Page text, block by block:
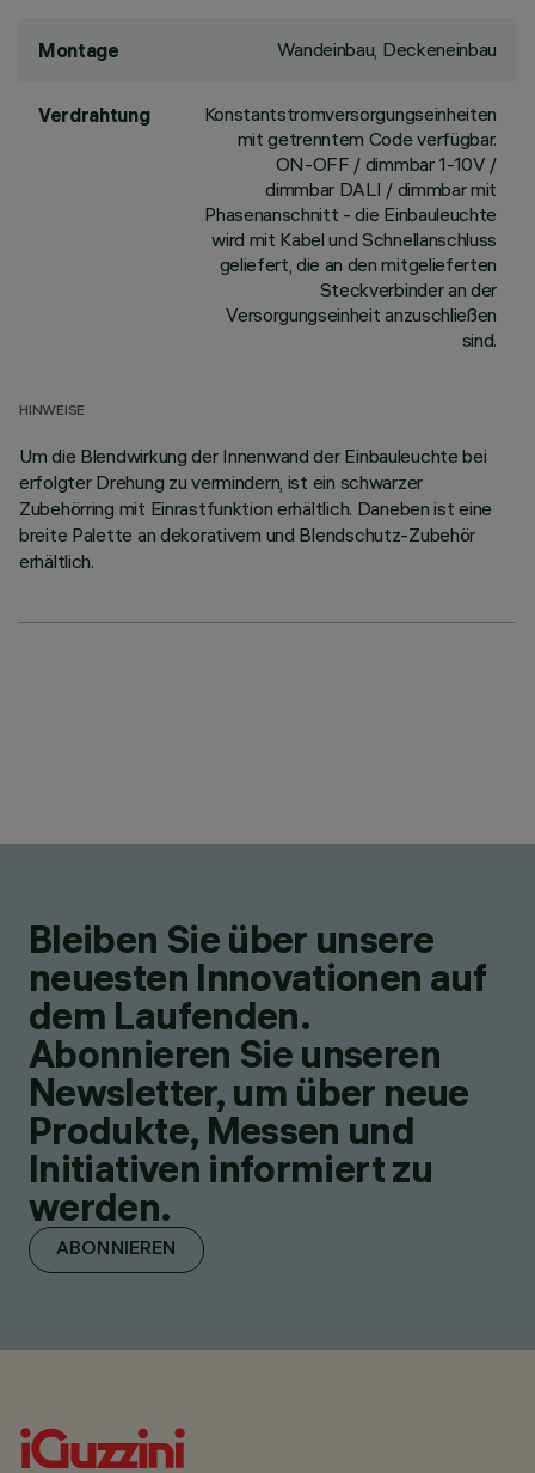
Montage Wandeinbau, Deckeneinbau
Verdrahtung
Konstantstromversorgungseinheiten
mit getrenntem Code verfügbar.
ON-OFF / dimmbar 1-10V /
dimmbar DALI / dimmbar mit
Phasenanschnitt - die Einbauleuchte
wird mit Kabel und Schnellanschluss
geliefert, die an den mitgelieferten
Steckverbinder an der
Versorgungseinheit anzuschließen
sind.
HINWEISE
Um die Blendwirkung der Innenwand der Einbauleuchte bei
erfolgter Drehung zu vermindern, ist ein schwarzer
Zubehörring mit Einrastfunktion erhältlich. Daneben ist eine
breite Palette an dekorativem und Blendschutz-Zubehör
erhältlich.
Bleiben Sie über unsere
neuesten Innovationen auf
dem Laufenden.
Abonnieren Sie unseren
Newsletter, um über neue
Produkte, Messen und
Initiativen informiert zu
werden.
ABONNIEREN